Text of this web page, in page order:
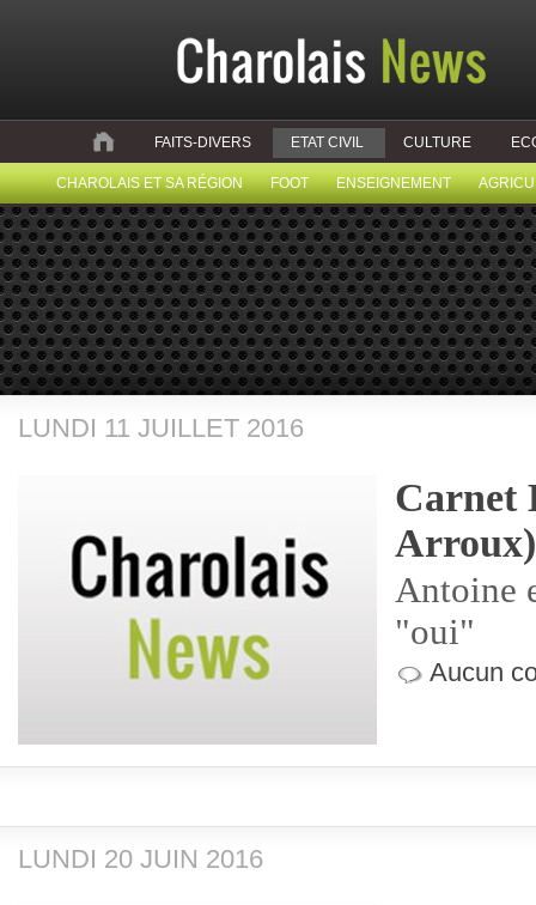
FAITS-DIVERS ETAT CIVIL CULTURE
CHAROLAIS ET SA RÉGION FOOT ENSEIGNEMENT
LUNDI 11 JUILLET 2016
Carnet
Arroux)
Antoine
"oui"
Aucun
LUNDI 20 JUIN 2016